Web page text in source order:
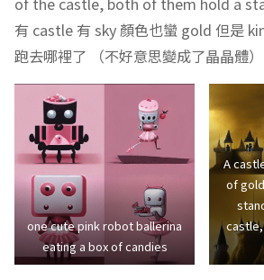
有 castle 有 sky 顏色也蠻 gold 但是
跑去哪裡了 （不好意思變成了晶晶體）
one cute pink robot ballerina
eating a box of candies
A
of